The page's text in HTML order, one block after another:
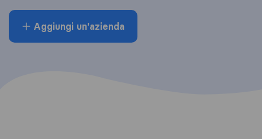
Aggiungi un'azienda